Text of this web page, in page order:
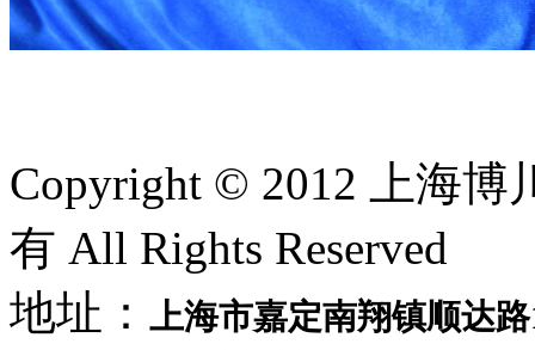
Copyright © 2012 上海
有 All Rights Reserved
地址： 上海市嘉定南翔镇顺达路